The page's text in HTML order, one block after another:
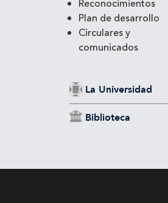
Reconocimientos
Plan de desarrollo
Circulares y
comunicados
La Universidad
Biblioteca